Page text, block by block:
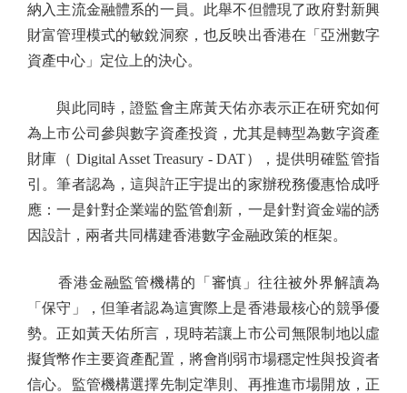
納入主流金融體系的一員。此舉不但體現了政府對新興
財富管理模式的敏銳洞察，也反映出香港在「亞洲數字
資產中心」定位上的決心。
與此同時，證監會主席黃天佑亦表示正在研究如何
為上市公司參與數字資產投資，尤其是轉型為數字資產
財庫（ Digital Asset Treasury - DAT），提供明確監管指
引。筆者認為，這與許正宇提出的家辦稅務優惠恰成呼
應：一是針對企業端的監管創新，一是針對資金端的誘
因設計，兩者共同構建香港數字金融政策的框架。
香港金融監管機構的「審慎」往往被外界解讀為
「保守」，但筆者認為這實際上是香港最核心的競爭優
勢。正如黃天佑所言，現時若讓上市公司無限制地以虛
擬貨幣作主要資產配置，將會削弱市場穩定性與投資者
信心。監管機構選擇先制定準則、再推進市場開放，正